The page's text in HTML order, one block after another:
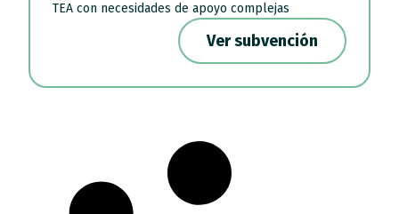
TEA con necesidades de apoyo complejas
Ver subvención